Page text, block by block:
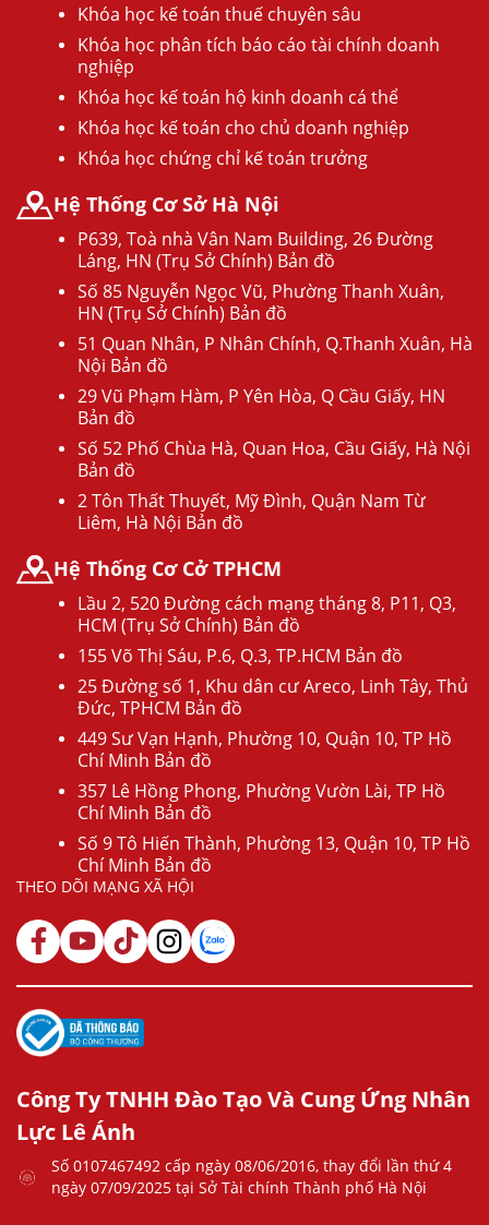
Khóa học kế toán thuế chuyên sâu
Khóa học phân tích báo cáo tài chính doanh
nghiệp
Khóa học kế toán hộ kinh doanh cá thể
Khóa học kế toán cho chủ doanh nghiệp
Khóa học chứng chỉ kế toán trưởng
Hệ Thống Cơ Sở Hà Nội
P639, Toà nhà Vân Nam Building, 26 Đường
Láng, HN (Trụ Sở Chính) Bản đồ
Số 85 Nguyễn Ngọc Vũ, Phường Thanh Xuân,
HN (Trụ Sở Chính) Bản đồ
51 Quan Nhân, P Nhân Chính, Q.Thanh Xuân, Hà
Nội Bản đồ
29 Vũ Phạm Hàm, P Yên Hòa, Q Cầu Giấy, HN
Bản đồ
Số 52 Phố Chùa Hà, Quan Hoa, Cầu Giấy, Hà Nội
Bản đồ
2 Tôn Thất Thuyết, Mỹ Đình, Quận Nam Từ
Liêm, Hà Nội Bản đồ
Hệ Thống Cơ Cở TPHCM
Lầu 2, 520 Đường cách mạng tháng 8, P11, Q3,
HCM (Trụ Sở Chính) Bản đồ
155 Võ Thị Sáu, P.6, Q.3, TP.HCM Bản đồ
25 Đường số 1, Khu dân cư Areco, Linh Tây, Thủ
Đức, TPHCM Bản đồ
449 Sư Vạn Hạnh, Phường 10, Quận 10, TP Hồ
Chí Minh Bản đồ
357 Lê Hồng Phong, Phường Vườn Lài, TP Hồ
Chí Minh Bản đồ
Số 9 Tô Hiến Thành, Phường 13, Quận 10, TP Hồ
Chí Minh Bản đồ
THEO DÕI MẠNG XÃ HỘI
Công Ty TNHH Đào Tạo Và Cung Ứng Nhân
Lực Lê Ánh
Số 0107467492 cấp ngày 08/06/2016, thay đổi lần thứ 4
ngày 07/09/2025 tại Sở Tài chính Thành phố Hà Nội